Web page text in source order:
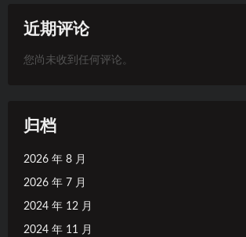
近期评论
您尚未收到任何评论。
归档
2026 年 8 月
2026 年 7 月
2024 年 12 月
2024 年 11 月